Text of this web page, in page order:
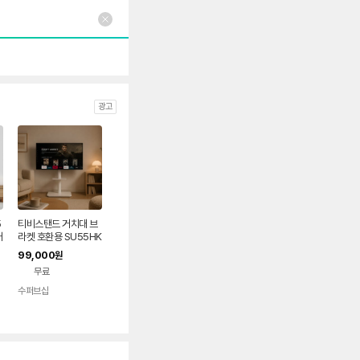
광고
티비스탠드 거치대 브
라켓 호환용 SU55HK
UN50MU6300FXK
R 50LA6250 50LA
6230 UN50H6550
AF
99,000원
무료
수퍼브샵